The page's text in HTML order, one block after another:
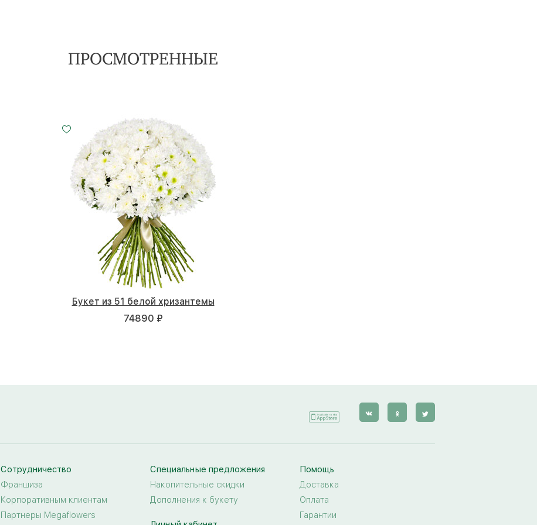
ПРОСМОТРЕННЫЕ
Букет из 51 белой хризантемы
74890 ₽
Сотрудничество
Франшиза
Корпоративным клиентам
Партнеры Megaflowers
Специальные предложения
Накопительные скидки
Дополнения к букету
Помощь
Доставка
Оплата
Гарантии